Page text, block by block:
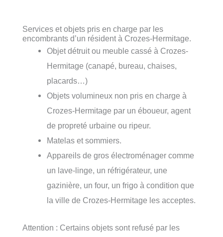
Services et objets pris en charge par les
encombrants d’un résident à Crozes-Hermitage.
Objet détruit ou meuble cassé à Crozes-
Hermitage (canapé, bureau, chaises,
placards…)
Objets volumineux non pris en charge à
Crozes-Hermitage par un éboueur, agent
de propreté urbaine ou ripeur.
Matelas et sommiers.
Appareils de gros électroménager comme
un lave-linge, un réfrigérateur, une
gazinière, un four, un frigo à condition que
la ville de Crozes-Hermitage les acceptes.
Attention : Certains objets sont refusé par les